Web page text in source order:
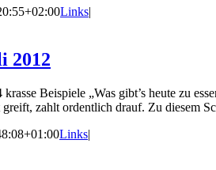
Links|
2012
Beispiele „Was gibt’s heute zu
zahlt ordentlich drauf. Zu diesem
Links|